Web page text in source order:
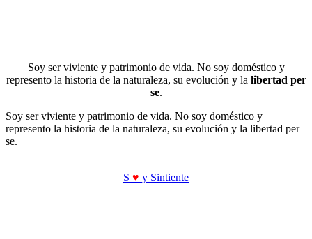
Soy ser viviente y patrimonio de vida. No soy doméstico y
represento la historia de la naturaleza, su evolución y la libertad per
se.
Soy ser viviente y patrimonio de vida. No soy doméstico y
represento la historia de la naturaleza, su evolución y la libertad per
se.
S ♥ y Sintiente